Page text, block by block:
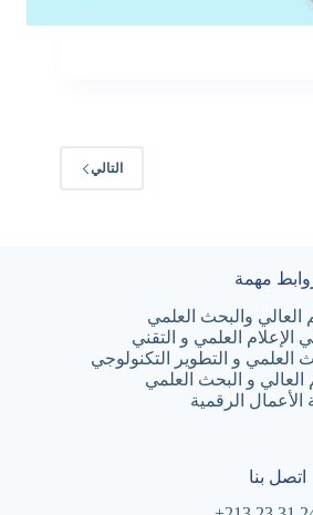
التالي
مهمة
العالي والبحث العلمي
العلمي و التقني
العلمي و التطوير التكنولوجي
العالي و البحث العلمي
الأعمال الرقمية
اتصل بنا